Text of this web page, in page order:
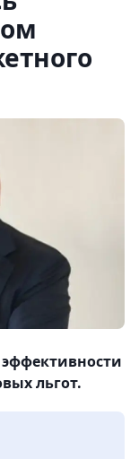
льгот.